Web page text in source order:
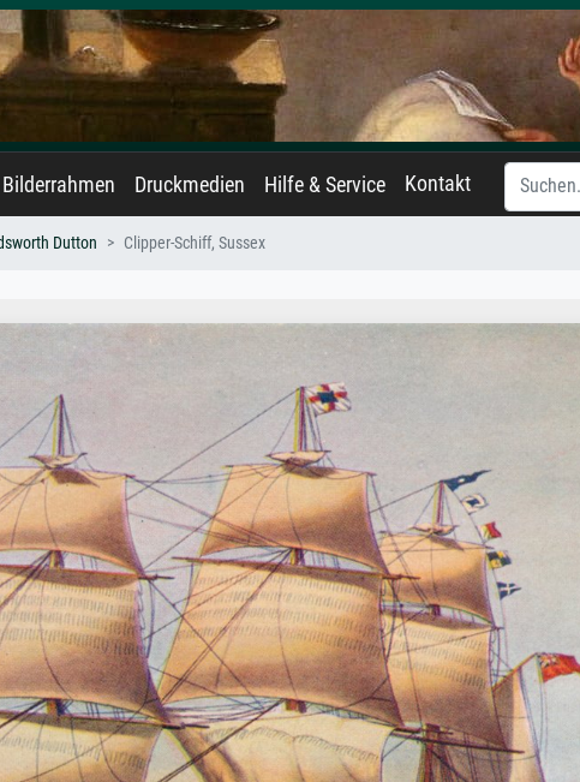
Bilderrahmen Druckmedien Hilfe & Service Kontakt
Dutton Clipper-Schiff, Sussex